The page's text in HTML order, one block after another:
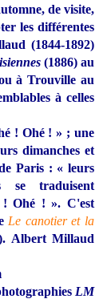
de visite,
les différentes
(1844-1892)
(1886) au
à Trouville au
à celles
! Ohé ! » ; une
dimanches et
Paris : « leurs
se traduisent
! Ohé ! ». C'est
Le canotier et la
Albert Millaud
LM